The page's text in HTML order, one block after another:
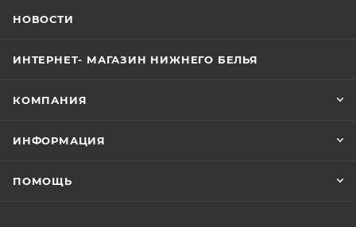
НОВОСТИ
ИНТЕРНЕТ- МАГАЗИН НИЖНЕГО БЕЛЬЯ
КОМПАНИЯ
ИНФОРМАЦИЯ
ПОМОЩЬ